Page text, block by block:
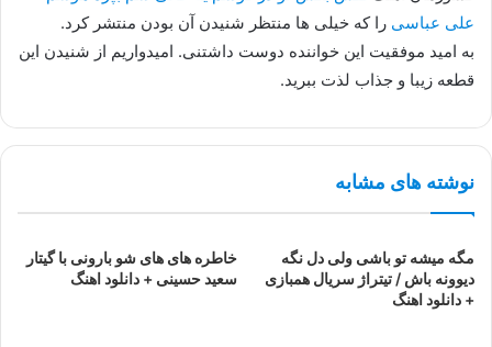
علی عباسی را که خیلی ها منتظر شنیدن آن بودن منتشر کرد.
به امید موفقیت این خواننده دوست داشتنی. امیدواریم از شنیدن این
قطعه زیبا و جذاب لذت ببرید.
نوشته های مشابه
مگه میشه تو باشی ولی دل نگه
دیوونه باش / تیتراژ سریال همبازی
+ دانلود اهنگ
خاطره های های شو بارونی با گیتار
سعید حسینی + دانلود اهنگ